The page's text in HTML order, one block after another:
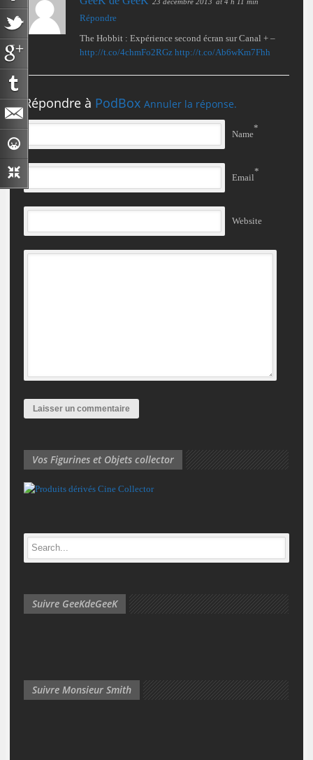
Répondre
The Hobbit : Expérience second écran sur Canal + –
http://t.co/4chmFo2RGz http://t.co/Ab6wKm7Fhh
Répondre à PodBox Annuler la réponse.
Name
*
Email
*
Website
Vos Figurines et Objets collector
Suivre GeeKdeGeeK
Suivre Monsieur Smith